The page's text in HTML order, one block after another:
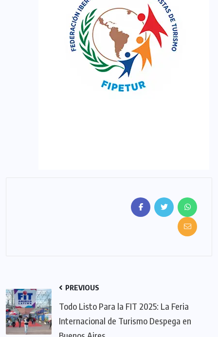
PREVIOUS
Todo Listo Para la FIT 2025: La Feria
Internacional de Turismo Despega en